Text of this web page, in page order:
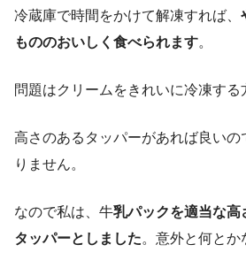
冷蔵庫で時間をかけて解凍すれば、
もののおいしく食べられます。
問題はクリームをきれいに冷凍する
高さのあるタッパーがあれば良いの
りません。
なので私は、牛乳パックを適当な高
タッパーとしました。意外と何とか